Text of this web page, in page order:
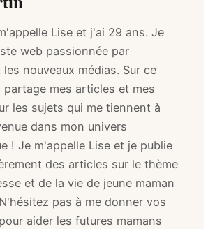
Lise et j'ai 29 ans. Je
web passionnée par
nouveaux médias. Sur ce
partage mes articles et mes
les sujets qui me tiennent à
dans mon univers
! Je m'appelle Lise et je publie
des articles sur le thème
et de la vie de jeune maman
pas à me donner vos
aider les futures mamans